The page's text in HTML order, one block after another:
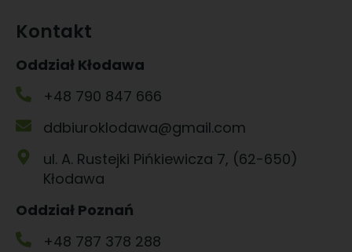
Kontakt
Oddział Kłodawa
+48 790 847 666
ddbiuroklodawa@gmail.com
ul. A. Rustejki Pińkiewicza 7, (62-650)
Kłodawa
Oddział Poznań
+48 787 378 288